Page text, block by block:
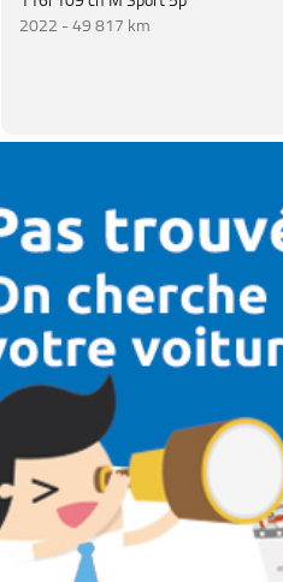
2022 -49 817 km